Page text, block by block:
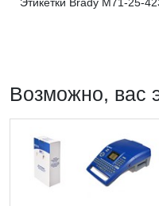
Этикетки Brady M71-25-
Возможно, вас